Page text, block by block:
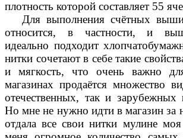
плотность которой составляет 55
Для выполнения счётных
относится, в частности, и
идеально подходит
нитки сочетают в себе такие
и мягкость, что очень важно
магазинах продаётся множество
отечественных, так и зарубежных
Но мне не нужно идти в магазин за
отдала все свои нитки мулине